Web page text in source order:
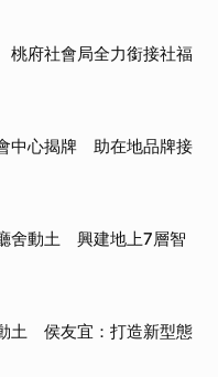
府社會局全力銜接社福
中心揭牌 助在地品牌接
舍動土 興建地上7層智
土 侯友宜：打造新型態